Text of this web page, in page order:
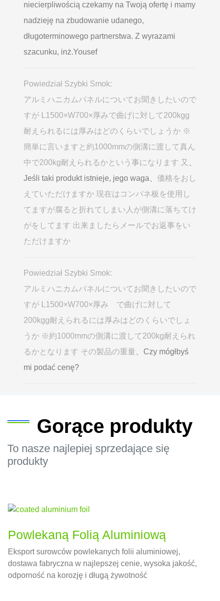
niecierpliwością czekamy na Twoją ofertę i mamy
nadzieję na zbudowanie udanego,
długoterminowego partnerstwa. Z wyrazami
szacunku, inż.Yousef
Powiedział Szybki Smok:
アルミハニカムパネルについてお聞きしたいので
すが L1500×W700×厚みで曲げに対して200kgg
耐えられるには厚みはどのくらいでしょうか ※
簡単に言いますと約1000mmの側溝に渡して真ん
中で200kg耐えられるかという事になります 又
Jeśli taki produkt istnieje, jego waga、 価格をおし
えていただけますか 現在はコンパネ板を使用し
てますが腐ると折れてしまい人が側溝に落ちてけ
がをしてます 出来ましたらメールでお返事をい
ただけますか
Powiedział Szybki Smok:
アルミハニカムパネルについてお聞きしたいので
すが L1500×W700×厚み で曲げに対して
200kgg耐えられるには厚みはどのくらいでしょ
うか ※約1000mmの側溝に渡して200kg耐えられ
るかとなります その製品の重量 、Czy mógłbyś
mi podać cenę?
Gorące produkty
To nasze najlepiej sprzedające się
produkty
Powlekaną Folią Aluminiową
Eksport surowców powlekanych folii aluminiowej,
dostawa fabryczna w najlepszej cenie, wysoka jakość,
odporność na korozję i długą żywotność